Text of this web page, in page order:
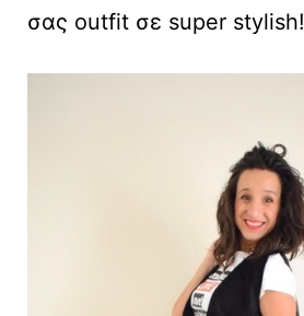
σας outfit σε super stylish!